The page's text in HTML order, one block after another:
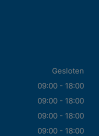
Gesloten
09:00 - 18:00
09:00 - 18:00
09:00 - 18:00
09:00 - 18:00